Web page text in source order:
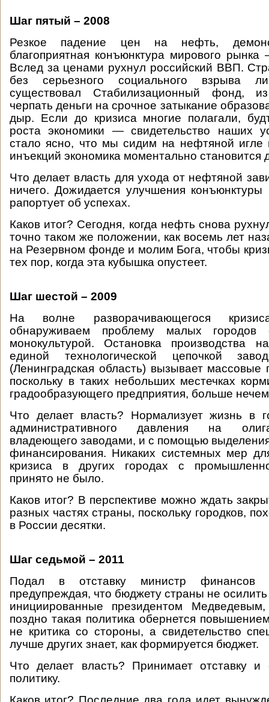
Шаг пятый – 2008
Резкое падение цен на нефть,
благоприятная конъюнктура мирового рынка
Вслед за ценами рухнул российский ВВП.
без серьезного социального взрыва
существовал Стабилизационный фонд,
черпать деньги на срочное затыкание
дыр. Если до кризиса многие полагали,
роста экономики — свидетельство наших
стало ясно, что мы сидим на нефтяной игле
инъекций экономика моментально становится
Что делает власть для ухода от нефтяной
ничего. Дожидается улучшения
рапортует об успехах.
Каков итог? Сегодня, когда нефть снова
точно таком же положении, как восемь лет
на Резервном фонде и молим Бога, чтобы
тех пор, когда эта кубышка опустеет.
Шаг шестой – 2009
На волне разворачивающегося
обнаруживаем проблему малых городов
монокультурой. Остановка производства
единой технологической цепочкой
(Ленинградская область) вызывает массовые
поскольку в таких небольших местечках
градообразующего предприятия, больше
Что делает власть? Нормализует жизнь в
административного давления на
владеющего заводами, и с помощью выделения
финансирования. Никаких системных мер
кризиса в других городах с
принято не было.
Каков итог? В перспективе можно ждать
разных частях страны, поскольку городков,
в России десятки.
Шаг седьмой – 2011
Подал в отставку министр финансов
предупреждая, что бюджету страны не
инициированные президентом
поздно такая политика обернется
не критика со стороны, а свидетельство
лучше других знает, как формируется бюджет.
Что делает власть? Принимает отставку и
политику.